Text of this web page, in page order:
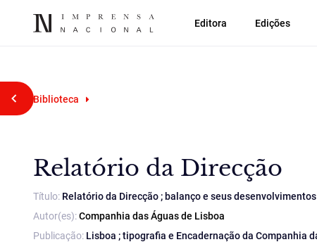
Editora Edições
Voltar atrás
Biblioteca
Relatório da Direcção
Título: Relatório da Direcção ; balanço e seus
Autor(es):Companhia das Águas de Lisboa
Publicação: Lisboa ; tipografia e Encadernação da Companhia